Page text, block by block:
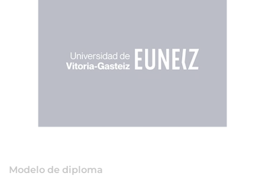
Modelo de diploma